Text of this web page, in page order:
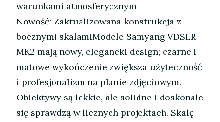
warunkami atmosferycznymi
Nowość: Zaktualizowana konstrukcja z
bocznymi skalamiModele Samyang VDSLR
MK2 mają nowy, elegancki design; czarne i
matowe wykończenie zwiększa użyteczność
i profesjonalizm na planie zdjęciowym.
Obiektywy są lekkie, ale solidne i doskonale
się sprawdzą w licznych projektach. Skalę